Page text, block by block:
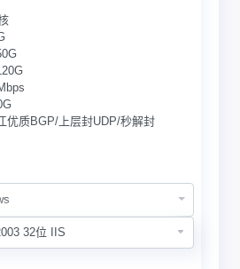
优质BGP/上层封UDP/秒解封